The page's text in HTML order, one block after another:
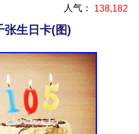
人气： 138,182
张生日卡(图)